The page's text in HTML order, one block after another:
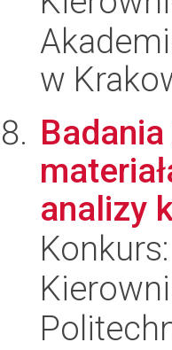
w
analizy
Konkurs: